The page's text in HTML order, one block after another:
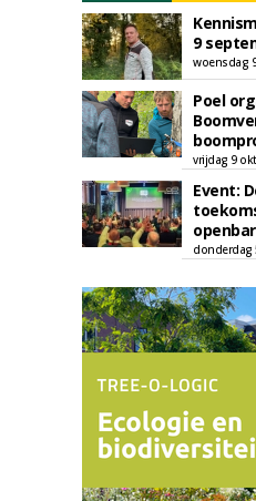
9
woensdag
Poel
vrijdag 9
Event:
donderdag